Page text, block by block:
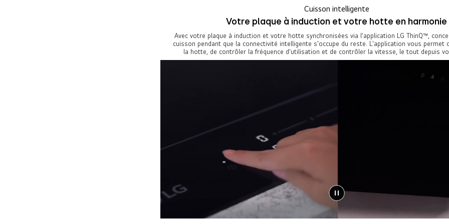
Cuisson intelligente
Votre plaque à induction et votre hotte en harmonie
Avec votre plaque à induction et votre hotte synchronisées via l'application LG ThinQ™,
cuisson pendant que la connectivité intelligente s'occupe du reste. L'application vous permet
la hotte, de contrôler la fréquence d'utilisation et de contrôler la vitesse, le tout depuis